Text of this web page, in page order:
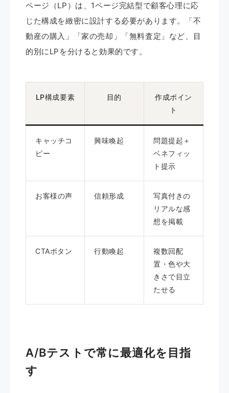
ページ（LP）は、1ページ完結型で顧客心理に応
じた構成を緻密に設計する必要があります。「不
動産の購入」「家の売却」「無料査定」など、目
的別にLPを分けると効果的です。
LP構成要素 目的
作成ポイン
ト
キャッチコ
ピー
興味喚起
問題提起＋
ベネフィッ
ト提示
お客様の声 信頼形成
写真付きの
リアルな感
想を掲載
CTAボタン 行動喚起
複数回配
置・色や大
きさで目立
たせる
A/Bテストで常に最適化を目指
す